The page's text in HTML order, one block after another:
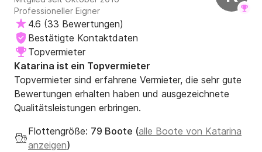
Professioneller Eigner
4.6 (33 Bewertungen)
Bestätigte Kontaktdaten
Topvermieter
Katarina ist ein Topvermieter
Topvermieter sind erfahrene Vermieter, die sehr gute
Bewertungen erhalten haben und ausgezeichnete
Qualitätsleistungen erbringen.
Flottengröße: 79 Boote (alle Boote von Katarina
anzeigen)